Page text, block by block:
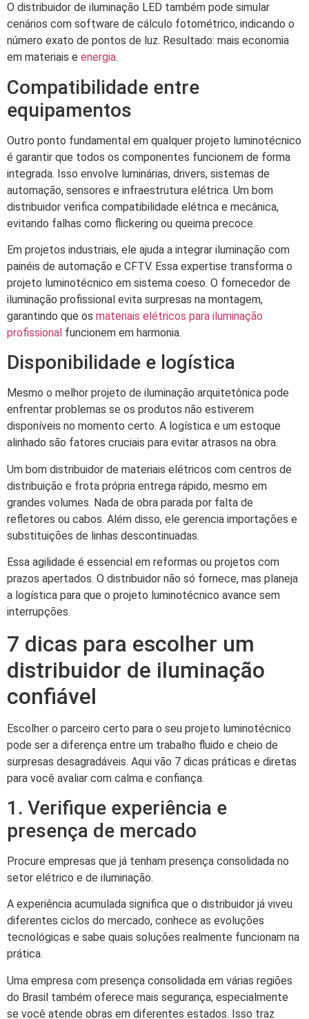
O distribuidor de iluminação LED também pode simular
cenários com software de cálculo fotométrico, indicando o
número exato de pontos de luz. Resultado: mais economia
em materiais e energia.
Compatibilidade entre
equipamentos
Outro ponto fundamental em qualquer projeto luminotécnico
é garantir que todos os componentes funcionem de forma
integrada. Isso envolve luminárias, drivers, sistemas de
automação, sensores e infraestrutura elétrica. Um bom
distribuidor verifica compatibilidade elétrica e mecânica,
evitando falhas como flickering ou queima precoce.
Em projetos industriais, ele ajuda a integrar iluminação com
painéis de automação e CFTV. Essa expertise transforma o
projeto luminotécnico em sistema coeso. O fornecedor de
iluminação profissional evita surpresas na montagem,
garantindo que os materiais elétricos para iluminação
profissional funcionem em harmonia.
Disponibilidade e logística
Mesmo o melhor projeto de iluminação arquitetônica pode
enfrentar problemas se os produtos não estiverem
disponíveis no momento certo. A logística e um estoque
alinhado são fatores cruciais para evitar atrasos na obra.
Um bom distribuidor de materiais elétricos com centros de
distribuição e frota própria entrega rápido, mesmo em
grandes volumes. Nada de obra parada por falta de
refletores ou cabos. Além disso, ele gerencia importações e
substituições de linhas descontinuadas.
Essa agilidade é essencial em reformas ou projetos com
prazos apertados. O distribuidor não só fornece, mas planeja
a logística para que o projeto luminotécnico avance sem
interrupções.
7 dicas para escolher um
distribuidor de iluminação
confiável
Escolher o parceiro certo para o seu projeto luminotécnico
pode ser a diferença entre um trabalho fluido e cheio de
surpresas desagradáveis. Aqui vão 7 dicas práticas e diretas
para você avaliar com calma e confiança.
1. Verifique experiência e
presença de mercado
Procure empresas que já tenham presença consolidada no
setor elétrico e de iluminação.
A experiência acumulada significa que o distribuidor já viveu
diferentes ciclos do mercado, conhece as evoluções
tecnológicas e sabe quais soluções realmente funcionam na
prática.
Uma empresa com presença consolidada em várias regiões
do Brasil também oferece mais segurança, especialmente
se você atende obras em diferentes estados. Isso traz